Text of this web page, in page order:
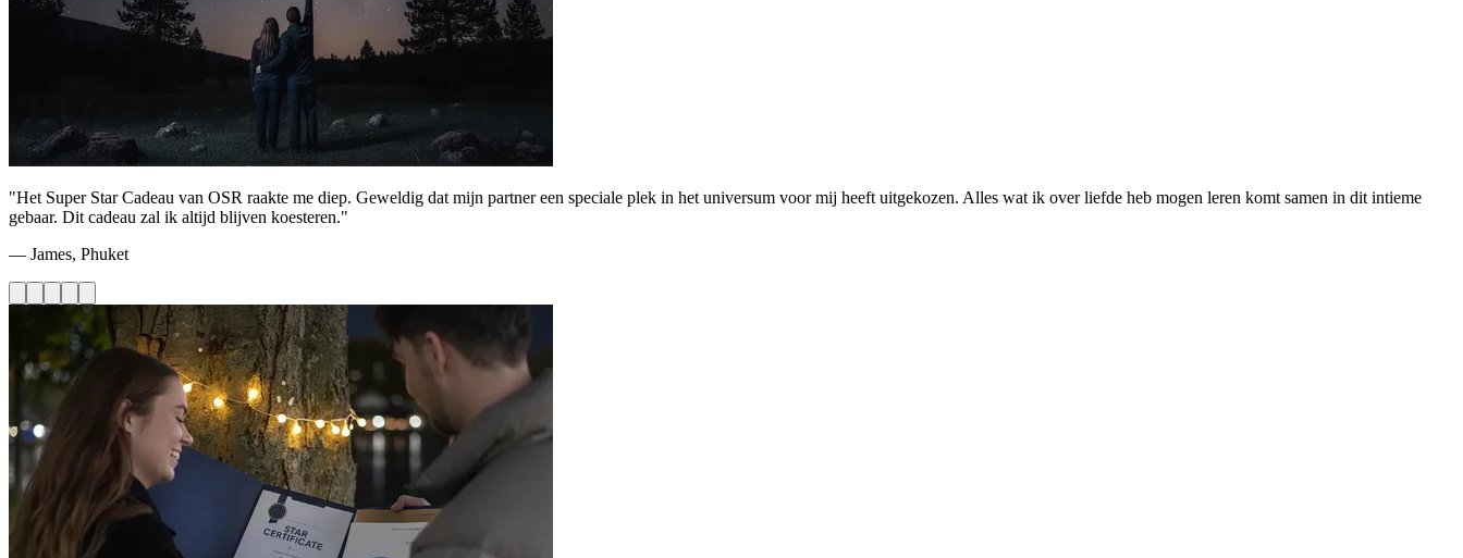
"Het Super Star Cadeau van OSR raakte me diep. Geweldig dat mijn partner een speciale plek in het universum voor mij heeft uitgekozen. Alles wat ik over liefde heb mogen leren komt samen in dit intieme
gebaar. Dit cadeau zal ik altijd blijven koesteren."
— James, Phuket